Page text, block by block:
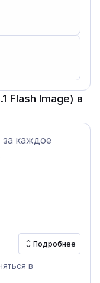
Flash Image) в
за каждое
Подробнее
в